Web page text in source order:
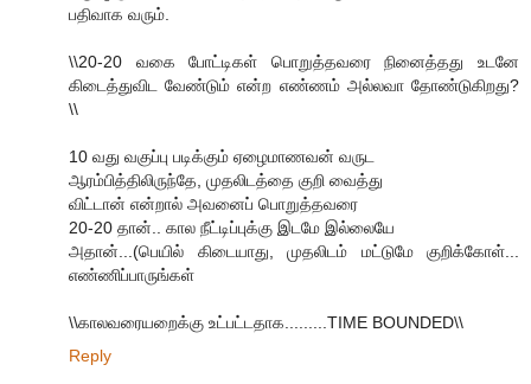
பதிவாக வரும்.
\\20-20 வகை போட்டிகள் பொறுத்தவரை நினைத்தது உடனே
கிடைத்துவிட வேண்டும் என்ற எண்ணம் அல்லவா தோண்டுகிறது?
\\
10 வது வகுப்பு படிக்கும் ஏழைமாணவன் வருட
ஆரம்பித்திலிருந்தே, முதலிடத்தை குறி வைத்து
விட்டான் என்றால் அவனைப் பொறுத்தவரை
20-20 தான்.. கால நீட்டிப்புக்கு இடமே இல்லையே
அதான்...(பெயில் கிடையாது, முதலிடம் மட்டுமே குறிக்கோள்...
எண்ணிப்பாருங்கள்
\\காலவரையறைக்கு உட்பட்டதாக.........TIME BOUNDED\\
Reply